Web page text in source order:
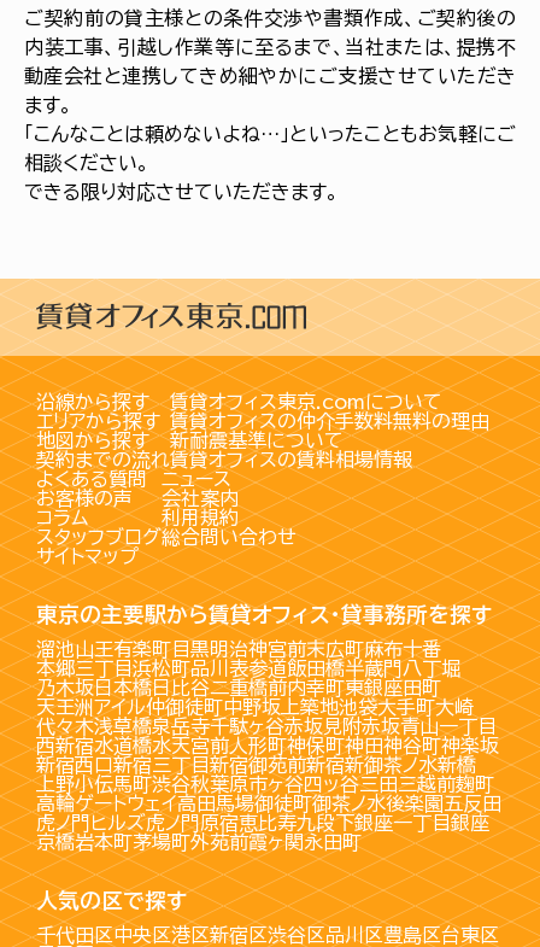
ご契約前の貸主様との条件交渉や書類作成、ご契約後の
内装工事、引越し作業等に至るまで、当社または、提携不
動産会社と連携してきめ細やかにご支援させていただき
ます。
「こんなことは頼めないよね…」といったこともお気軽にご
相談ください。
できる限り対応させていただきます。
沿線から探す
エリアから探す
地図から探す
契約までの流れ
賃貸オフィス東京.comについて
賃貸オフィスの仲介手数料無料の理由
新耐震基準について
賃貸オフィスの賃料相場情報
よくある質問
お客様の声
コラム
スタッフブログ
サイトマップ
ニュース
会社案内
利用規約
総合問い合わせ
東京の主要駅から賃貸オフィス・貸事務所を探す
溜池山王有楽町目黒明治神宮前末広町麻布十番
本郷三丁目浜松町品川 表参道飯田橋半蔵門八丁堀
乃木坂日本橋日比谷二重橋前内幸町東銀座田町
天王洲アイル仲御徒町中野坂上築地池袋大手町大崎
代々木浅草橋泉岳寺千駄ヶ谷赤坂見附赤坂青山一丁目
西新宿水道橋水天宮前人形町神保町神田神谷町神楽坂
新宿西口新宿三丁目新宿御苑前新宿新御茶ノ水新橋
上野小伝馬町渋谷秋葉原市ヶ谷四ッ谷三田三越前麹町
高輪ゲートウェイ高田馬場御徒町御茶ノ水後楽園五反田
虎ノ門ヒルズ虎ノ門原宿恵比寿九段下銀座一丁目銀座
京橋岩本町茅場町外苑前霞ヶ関永田町
人気の区で探す
千代田区中央区港区新宿区渋谷区品川区豊島区台東区